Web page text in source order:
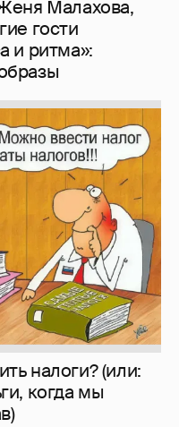
Малахова,
гости
и ритма»:
налоги? (или:
когда мы